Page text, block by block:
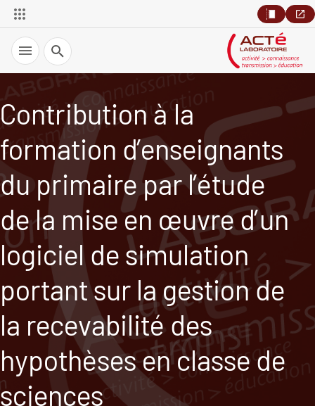
Recherche
Contribution à la
formation d’enseignants
du primaire par l’étude
de la mise en œuvre d’un
logiciel de simulation
portant sur la gestion de
la recevabilité des
hypothèses en classe de
sciences